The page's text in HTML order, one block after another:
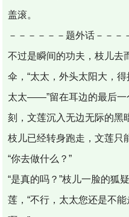
盖滚。
－－－－－－题外话－－－
不过是瞬间的功夫，枝儿去
伞，“太太，外头太阳大
太太——”留在耳边的最后一
刻，文莲沉入无边无际的
枝儿已经转身跑走，文莲只
“你去做什么？”
“是真的吗？”枝儿一脸的狐
莲，“不行，太太您还是不